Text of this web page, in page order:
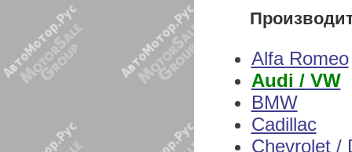
Alfa Romeo
Audi / VW
BMW
Cadillac
Chevrolet /